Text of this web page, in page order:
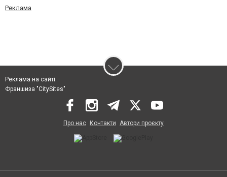
Реклама
Реклама на сайті
Франшиза "CitySites"
Про нас Контакти Автори проєкту